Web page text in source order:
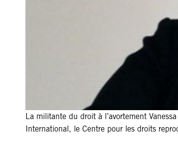
La militante du droit à l’avortement
International, le Centre pour les droits